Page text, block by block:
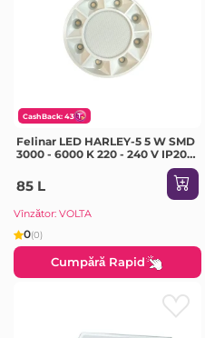
CashBack: 43
Felinar LED HARLEY-5 5 W SMD
3000 - 6000 K 220 - 240 V IP20
85 L
Vînzător: VOLTA
0(0)
Cumpără Rapid